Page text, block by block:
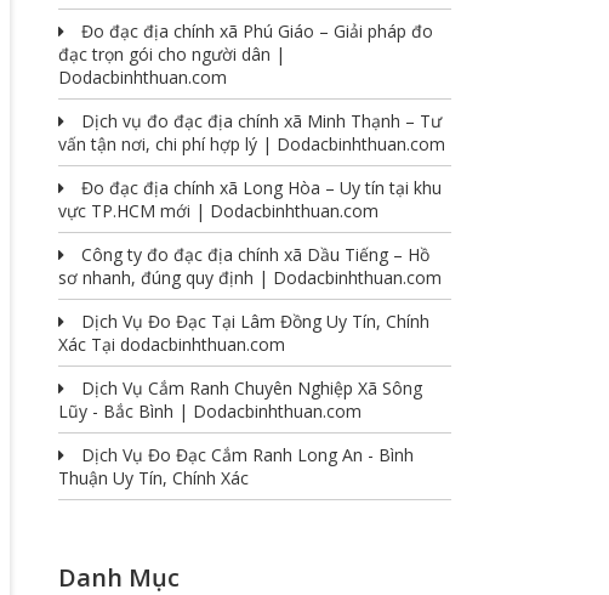
Đo đạc địa chính xã Phú Giáo – Giải pháp đo
đạc trọn gói cho người dân |
Dodacbinhthuan.com
Dịch vụ đo đạc địa chính xã Minh Thạnh – Tư
vấn tận nơi, chi phí hợp lý | Dodacbinhthuan.com
Đo đạc địa chính xã Long Hòa – Uy tín tại khu
vực TP.HCM mới | Dodacbinhthuan.com
Công ty đo đạc địa chính xã Dầu Tiếng – Hồ
sơ nhanh, đúng quy định | Dodacbinhthuan.com
Dịch Vụ Đo Đạc Tại Lâm Đồng Uy Tín, Chính
Xác Tại dodacbinhthuan.com
Dịch Vụ Cắm Ranh Chuyên Nghiệp Xã Sông
Lũy - Bắc Bình | Dodacbinhthuan.com
Dịch Vụ Đo Đạc Cắm Ranh Long An - Bình
Thuận Uy Tín, Chính Xác
Danh Mục